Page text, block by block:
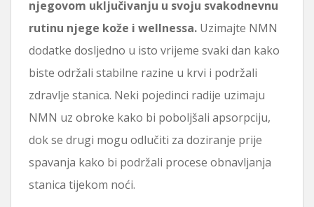
njegovom uključivanju u svoju svakodnevnu
rutinu njege kože i wellnessa. Uzimajte NMN
dodatke dosljedno u isto vrijeme svaki dan kako
biste održali stabilne razine u krvi i podržali
zdravlje stanica. Neki pojedinci radije uzimaju
NMN uz obroke kako bi poboljšali apsorpciju,
dok se drugi mogu odlučiti za doziranje prije
spavanja kako bi podržali procese obnavljanja
stanica tijekom noći.